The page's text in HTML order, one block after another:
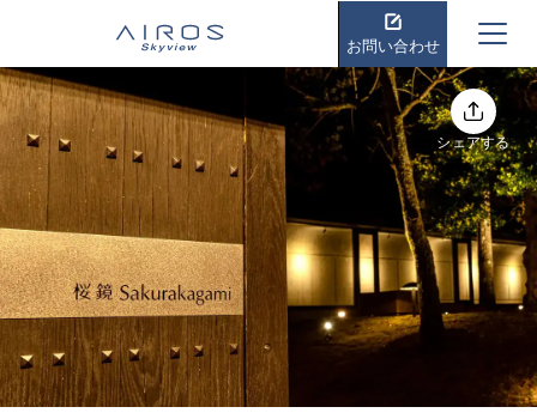
お問い合わせ
シェアする